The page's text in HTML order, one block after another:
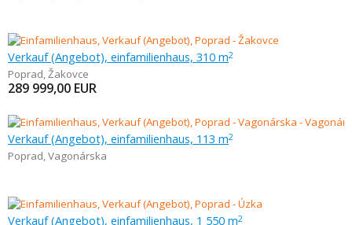
Verkauf (Angebot), einfamilienhaus, 310 m2
Poprad,Žakovce
289 999,00 EUR
Verkauf (Angebot), einfamilienhaus, 113 m2
Poprad,Vagonárska
Verkauf (Angebot), einfamilienhaus, 1 550 m2